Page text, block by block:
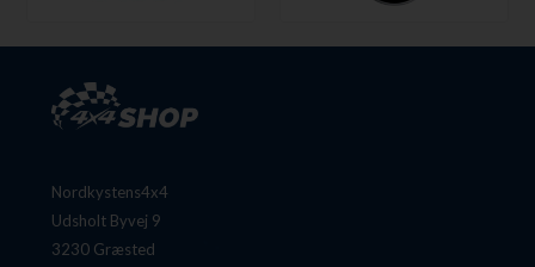
Nordkystens4x4
Udsholt Byvej 9
3230 Græsted